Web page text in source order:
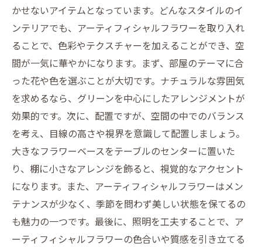
かせないアイテムとなっています。どんなスタイルのイ
ンテリアでも、アーティフィシャルフラワーを取り入れ
ることで、色彩やテクスチャーを加えることができ、空
間が一気に華やかになります。まず、部屋のテーマに合
った花や色を選ぶことが大切です。ナチュラルな雰囲気
を求めるなら、グリーンを中心にしたアレンジメントが
効果的です。次に、配置ですが、空間の中でのバランス
を考え、目線の高さや視界を意識して配置しましょう。
大きなフラワーベースをテーブルのセンターに置いた
り、棚に小さなアレンジを飾ると、視覚的なアクセント
になります。また、アーティフィシャルフラワーはメン
テナンスが少なく、季節を問わず美しい状態を保てるの
も魅力の一つです。最後に、照明を工夫することで、ア
ーティフィシャルフラワーの色合いや質感を引き立てる